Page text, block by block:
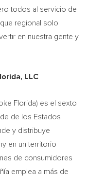
todos al servicio de
regional solo
en nuestra gente y
LLC
Florida) es el sexto
de los Estados
y distribuye
en un territorio
de consumidores
emplea a más de